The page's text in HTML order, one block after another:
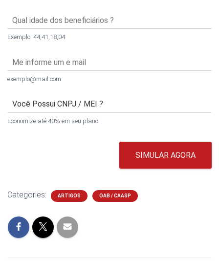
Exemplo: 44,41,18,04
exemplo@mail.com
Economize até 40% em seu plano.
SIMULAR AGORA
Categories: ARTIGOS OAB / CAASP